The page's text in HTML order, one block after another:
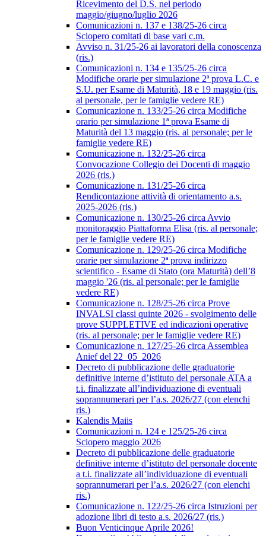
Ricevimento del D.S. nel periodo
maggio/giugno/luglio 2026
Comunicazioni n. 137 e 138/25-26 circa
Sciopero comitati di base vari c.m.
Avviso n. 31/25-26 ai lavoratori della conoscenza
(ris.)
Comunicazioni n. 134 e 135/25-26 circa
Modifiche orarie per simulazione 2ª prova L.C. e
S.U. per Esame di Maturità, 18 e 19 maggio (ris.
al personale, per le famiglie vedere RE)
Comunicazione n. 133/25-26 circa Modifiche
orario per simulazione 1ª prova Esame di
Maturità del 13 maggio (ris. al personale; per le
famiglie vedere RE)
Comunicazione n. 132/25-26 circa
Convocazione Collegio dei Docenti di maggio
2026 (ris.)
Comunicazione n. 131/25-26 circa
Rendicontazione attività di orientamento a.s.
2025-2026 (ris.)
Comunicazione n. 130/25-26 circa Avvio
monitoraggio Piattaforma Elisa (ris. al personale;
per le famiglie vedere RE)
Comunicazione n. 129/25-26 circa Modifiche
orarie per simulazione 2ª prova indirizzo
scientifico - Esame di Stato (ora Maturità) dell’8
maggio '26 (ris. al personale; per le famiglie
vedere RE)
Comunicazione n. 128/25-26 circa Prove
INVALSI classi quinte 2026 - svolgimento delle
prove SUPPLETIVE ed indicazioni operative
(ris. al personale; per le famiglie vedere RE)
Comunicazione n. 127/25-26 circa Assemblea
Anief del 22_05_2026
Decreto di pubblicazione delle graduatorie
definitive interne d’istituto del personale ATA a
t.i. finalizzate all’individuazione di eventuali
soprannumerari per l’a.s. 2026/27 (con elenchi
ris.)
Kalendis Maiis
Comunicazioni n. 124 e 125/25-26 circa
Sciopero maggio 2026
Decreto di pubblicazione delle graduatorie
definitive interne d’istituto del personale docente
a t.i. finalizzate all’individuazione di eventuali
soprannumerari per l’a.s. 2026/27 (con elenchi
ris.)
Comunicazione n. 122/25-26 circa Istruzioni per
adozione libri di testo a.s. 2026/27 (ris.)
Buon Venticinque Aprile 2026!